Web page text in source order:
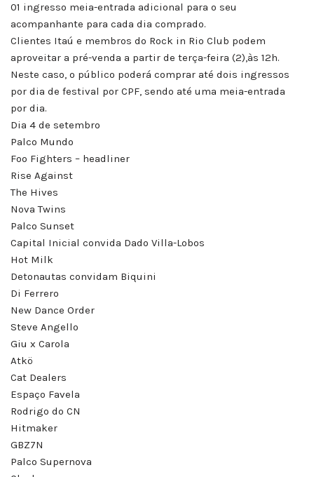
01 ingresso meia-entrada adicional para o seu
acompanhante para cada dia comprado.
Clientes Itaú e membros do Rock in Rio Club podem
aproveitar a pré-venda a partir de terça-feira (2),às 12h.
Neste caso, o público poderá comprar até dois ingressos
por dia de festival por CPF, sendo até uma meia-entrada
por dia.
Dia 4 de setembro
Palco Mundo
Foo Fighters – headliner
Rise Against
The Hives
Nova Twins
Palco Sunset
Capital Inicial convida Dado Villa-Lobos
Hot Milk
Detonautas convidam Biquini
Di Ferrero
New Dance Order
Steve Angello
Giu x Carola
Atkö
Cat Dealers
Espaço Favela
Rodrigo do CN
Hitmaker
GBZ7N
Palco Supernova